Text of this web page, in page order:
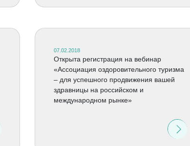
07.02.2018
Открыта регистрация на вебинар
«Ассоциация оздоровительного туризма
– для успешного продвижения вашей
здравницы на российском и
международном рынке»